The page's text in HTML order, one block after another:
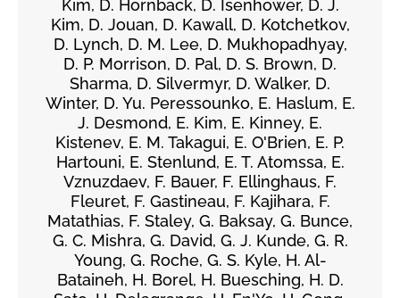
Kim, D. Hornback, D. Isenhower, D. J.
Kim, D. Jouan, D. Kawall, D. Kotchetkov,
D. Lynch, D. M. Lee, D. Mukhopadhyay,
D. P. Morrison, D. Pal, D. S. Brown, D.
Sharma, D. Silvermyr, D. Walker, D.
Winter, D. Yu. Peressounko, E. Haslum, E.
J. Desmond, E. Kim, E. Kinney, E.
Kistenev, E. M. Takagui, E. O'Brien, E. P.
Hartouni, E. Stenlund, E. T. Atomssa, E.
Vznuzdaev, F. Bauer, F. Ellinghaus, F.
Fleuret, F. Gastineau, F. Kajihara, F.
Matathias, F. Staley, G. Baksay, G. Bunce,
G. C. Mishra, G. David, G. J. Kunde, G. R.
Young, G. Roche, G. S. Kyle, H. Al-
Bataineh, H. Borel, H. Buesching, H. D.